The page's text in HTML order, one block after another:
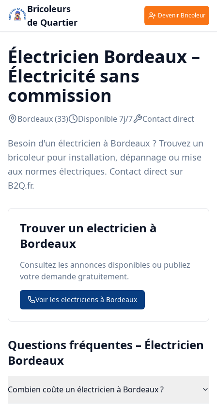
Bricoleurs
de Quartier
Devenir Bricoleur
Électricien Bordeaux –
Électricité sans
commission
Bordeaux(33) Disponible 7j/7 Contact direct
Besoin d'un électricien à Bordeaux ? Trouvez un
bricoleur pour installation, dépannage ou mise
aux normes électriques. Contact direct sur
B2Q.fr.
Trouver un electricien à
Bordeaux
Consultez les annonces disponibles ou publiez
votre demande gratuitement.
Voir les electriciens à Bordeaux
Questions fréquentes – Électricien
Bordeaux
Combien coûte un électricien à Bordeaux ?